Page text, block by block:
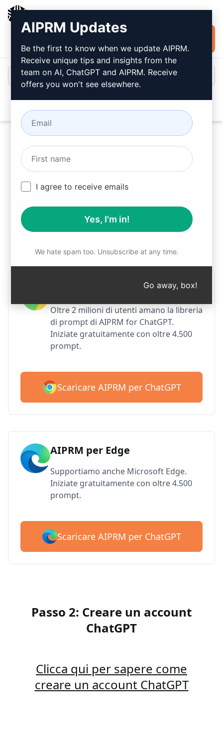
gratuitamente
Provate questoPrompt
ChatGPT
Passo 1: Scaricare gratuitamente
AIPRM
AIPRM per Google Chrome
Oltre 2 milioni di utenti amano la libreria
di prompt di AIPRM for ChatGPT.
Iniziate gratuitamente con oltre 4.500
prompt.
Scaricare AIPRM per ChatGPT
AIPRM per Edge
Supportiamo anche Microsoft Edge.
Iniziate gratuitamente con oltre 4.500
prompt.
Scaricare AIPRM per ChatGPT
Passo 2: Creare un account
ChatGPT
Clicca qui per sapere come
creare un account ChatGPT
AIPRM Updates
Be the first to know when we update AIPRM.
Receive unique tips and insights from the
team on AI, ChatGPT and AIPRM. Receive
offers you won't see elsewhere.
I agree to receive emails
Yes, I'm in!
We hate spam too. Unsubscribe at any time.
Go away, box!